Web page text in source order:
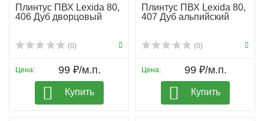
Плинтус ПВХ Lexida 80,
406 Дуб дворцовый
(0)
Цена: 99 ₽/м.п.
Купить
Плинтус ПВХ Lexida 80,
407 Дуб альпийский
(0)
Цена: 99 ₽/м.п.
Купить